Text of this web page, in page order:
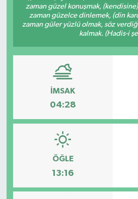
zaman güzel konuşmak,
zaman güzelce dinlemek, (din
zaman güler yüzlü olmak, söz
kalmak. (Hadis-i
İMSAK
04:28
ÖĞLE
13:16